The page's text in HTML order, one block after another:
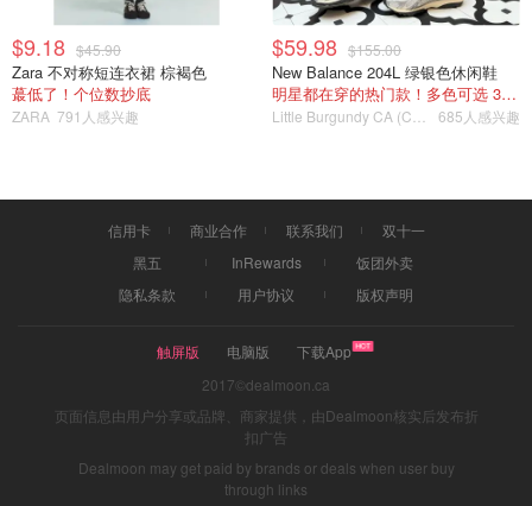
$9.18 $45.90
Zara 不对称短连衣裙 棕褐色
蕞低了！个位数抄底
ZARA 791人感兴趣
$59.98 $155.00
New Balance 204L 绿银色休闲鞋
明星都在穿的热门款！多色可选 3.8折
685人感兴趣
信用卡 商业合作 联系我们
双十一
黑五
InRewards
饭团外卖
隐私条款
用户协议 版权声明
触屏版 电脑版
下载App
2017©dealmoon.ca
页面信息由用户分享或品牌、商家提供，由Dealmoon核实后发布折
扣广告
Dealmoon may get paid by brands or deals when user buy
through links